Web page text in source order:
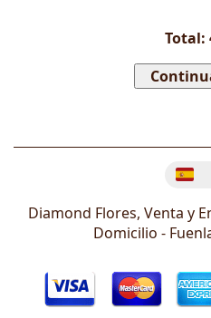
Total:
Diamond Flores, Venta y
Domicilio -